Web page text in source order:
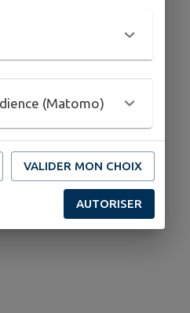
(Matomo)
VALIDER MON CHOIX
AUTORISER